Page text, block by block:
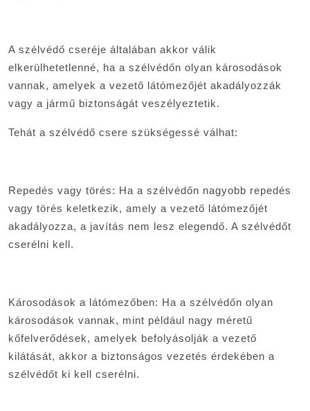
A szélvédő cseréje általában akkor válik
elkerülhetetlenné, ha a szélvédőn olyan károsodások
vannak, amelyek a vezető látómezőjét akadályozzák
vagy a jármű biztonságát veszélyeztetik.
Tehát a szélvédő csere szükségessé válhat:
Repedés vagy törés: Ha a szélvédőn nagyobb repedés
vagy törés keletkezik, amely a vezető látómezőjét
akadályozza, a javítás nem lesz elegendő. A szélvédőt
cserélni kell.
Károsodások a látómezőben: Ha a szélvédőn olyan
károsodások vannak, mint például nagy méretű
kőfelverődések, amelyek befolyásolják a vezető
kilátását, akkor a biztonságos vezetés érdekében a
szélvédőt ki kell cserélni.